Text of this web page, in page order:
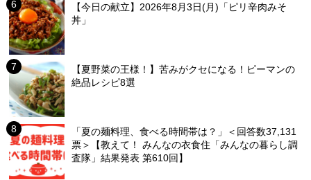
【今日の献立】2026年8月3日(月)「ピリ辛肉みそ
丼」
【夏野菜の王様！】苦みがクセになる！ピーマンの
絶品レシピ8選
「夏の麺料理、食べる時間帯は？」＜回答数37,131
票＞【教えて！ みんなの衣食住「みんなの暮らし調
査隊」結果発表 第610回】